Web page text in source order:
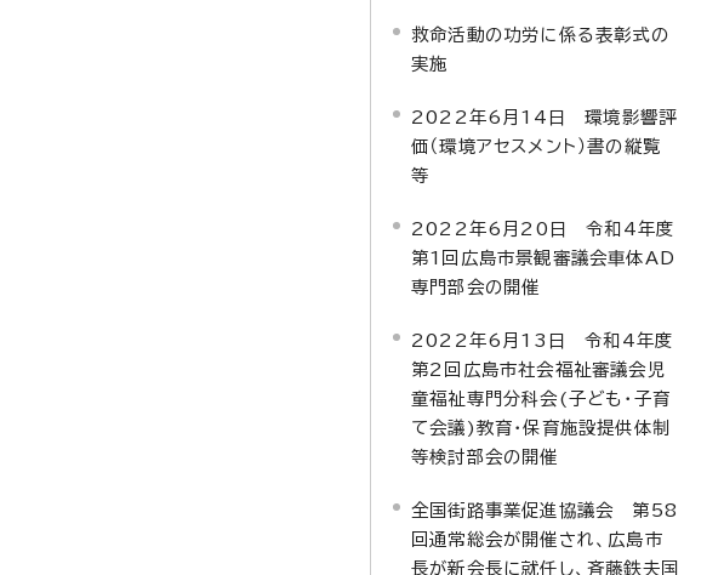
救命活動の功労に係る表彰式の
実施
2022年6月14日 環境影響評
価（環境アセスメント）書の縦覧
等
2022年6月20日 令和4年度
第1回広島市景観審議会車体AD
専門部会の開催
2022年6月13日 令和4年度
第2回広島市社会福祉審議会児
童福祉専門分科会(子ども・子育
て会議)教育・保育施設提供体制
等検討部会の開催
全国街路事業促進協議会 第58
回通常総会が開催され、広島市
長が新会長に就任し、斉藤鉄夫国